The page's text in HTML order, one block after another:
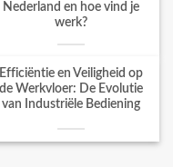
Nederland en hoe vind je
werk?
Efficiëntie en Veiligheid op
de Werkvloer: De Evolutie
van Industriële Bediening